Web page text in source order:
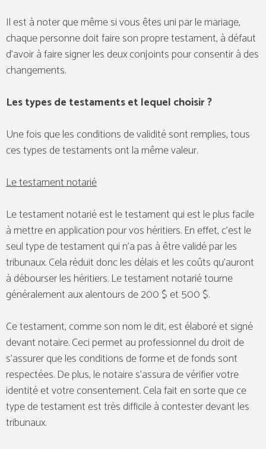
Il est à noter que même si vous êtes uni par le mariage,
chaque personne doit faire son propre testament, à défaut
d’avoir à faire signer les deux conjoints pour consentir à des
changements.
Les types de testaments et lequel choisir ?
Une fois que les conditions de validité sont remplies, tous
ces types de testaments ont la même valeur.
Le testament notarié
Le testament notarié est le testament qui est le plus facile
à mettre en application pour vos héritiers. En effet, c’est le
seul type de testament qui n’a pas à être validé par les
tribunaux. Cela réduit donc les délais et les coûts qu’auront
à débourser les héritiers. Le testament notarié tourne
généralement aux alentours de 200 $ et 500 $.
Ce testament, comme son nom le dit, est élaboré et signé
devant notaire. Ceci permet au professionnel du droit de
s’assurer que les conditions de forme et de fonds sont
respectées. De plus, le notaire s’assura de vérifier votre
identité et votre consentement. Cela fait en sorte que ce
type de testament est très difficile à contester devant les
tribunaux.